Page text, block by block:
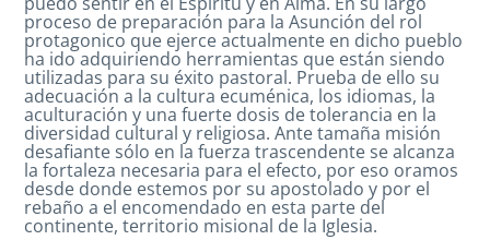
proceso de preparación para la Asunción del rol
protagonico que ejerce actualmente en dicho pueblo
ha ido adquiriendo herramientas que están siendo
utilizadas para su éxito pastoral. Prueba de ello su
adecuación a la cultura ecuménica, los idiomas, la
aculturación y una fuerte dosis de tolerancia en la
diversidad cultural y religiosa. Ante tamaña misión
desafiante sólo en la fuerza trascendente se alcanza
la fortaleza necesaria para el efecto, por eso oramos
desde donde estemos por su apostolado y por el
rebaño a el encomendado en esta parte del
continente, territorio misional de la Iglesia.